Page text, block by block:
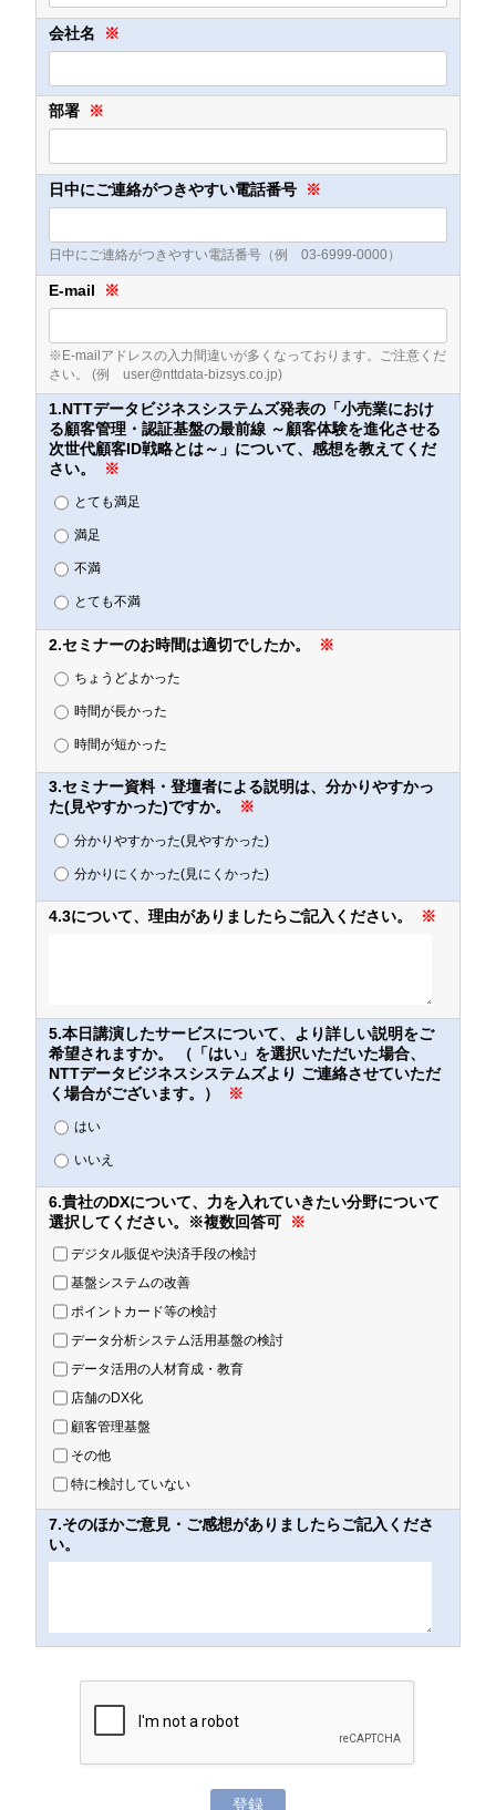
会社名 ※
部署 ※
日中にご連絡がつきやすい電話番号 ※
日中にご連絡がつきやすい電話番号（例 03-6999-0000）
E-mail ※
※E-mailアドレスの入力間違いが多くなっております。ご注意くだ
さい。 (例 user@nttdata-bizsys.co.jp)
1.NTTデータビジネスシステムズ発表の「小売業におけ
る顧客管理・認証基盤の最前線 ～顧客体験を進化させる
次世代顧客ID戦略とは～」について、感想を教えてくだ
さい。
※
とても満足
満足
不満
とても不満
2.セミナーのお時間は適切でしたか。 ※
ちょうどよかった
時間が長かった
時間が短かった
3.セミナー資料・登壇者による説明は、分かりやすかっ
た(見やすかった)ですか。
※
分かりやすかった(見やすかった)
分かりにくかった(見にくかった)
4.3について、理由がありましたらご記入ください。 ※
5.本日講演したサービスについて、より詳しい説明をご
希望されますか。 （「はい」を選択いただいた場合、
NTTデータビジネスシステムズより ご連絡させていただ
く場合がございます。）
※
はい
いいえ
6.貴社のDXについて、力を入れていきたい分野について
選択してください。※複数回答可
※
デジタル販促や決済手段の検討
基盤システムの改善
ポイントカード等の検討
データ分析システム活用基盤の検討
データ活用の人材育成・教育
店舗のDX化
顧客管理基盤
その他
特に検討していない
7.そのほかご意見・ご感想がありましたらご記入くださ
い。